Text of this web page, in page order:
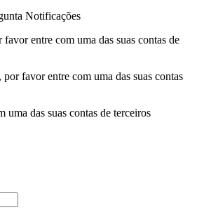
Notificações
entre com uma das suas contas de
favor entre com uma das suas contas
uma das suas contas de terceiros